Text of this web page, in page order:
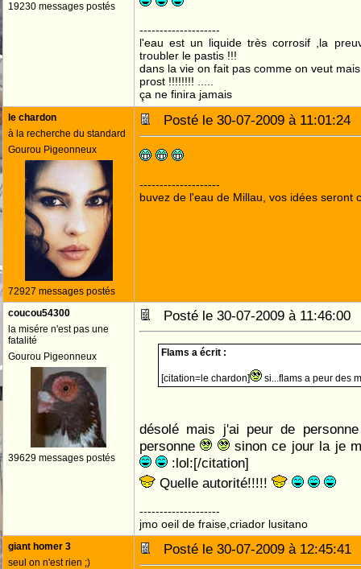
19230 messages postés
--------------------
l'eau est un liquide très corrosif ,la
troubler le pastis !!!
dans la vie on fait pas comme on veut
prost !!!!!!!! .....
ça ne finira jamais
le chardon
à la recherche du standard
Gourou Pigeonneux
72927 messages postés
Posté le 30-07-2009 à
--------------------
buvez de l'eau de Millau, vos idées seront
coucou54300
la misére n'est pas une
fatalité
Gourou Pigeonneux
39629 messages postés
Posté le 30-07-2009 à
Flams a écrit :
[citation=le chardon] si...flams a peur des
désolé mais j'ai peur de
personne
sinon ce jour la je
:lol:[/citation]
Quelle autorité!!!!!
--------------------
jmo oeil de fraise,criador lusitano
giant homer 3
seul on n'est rien ;)
Posté le 30-07-2009 à